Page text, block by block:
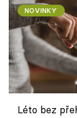
NOVINKY
Léto bez